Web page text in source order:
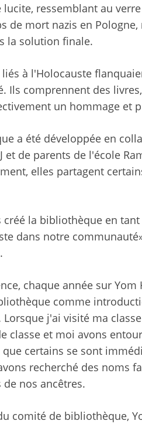
lucite, ressemblant au
de mort nazis en
la solution finale.
liés à l'Holocauste
Ils comprennent des
un hommage et
a été développée en
et de parents de l'école
elles partagent
créé la bibliothèque en
dans notre
chaque année sur
comme
j'ai visité ma
classe et moi avons
que certains se sont
recherché des noms
nos ancêtres.
comité de bibliothèque,